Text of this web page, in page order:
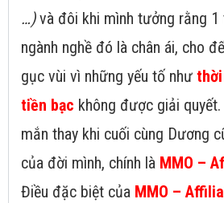
…)và đôi khi mình tưởng rằng 1
ngành nghề đó là chân ái, cho
gục vùi vì những yếu tố như
tiền bạc không được giải
mắn thay khi cuối cùng Dương
của đời mình, chính là MMO –
Điều đặc biệt của MMO –